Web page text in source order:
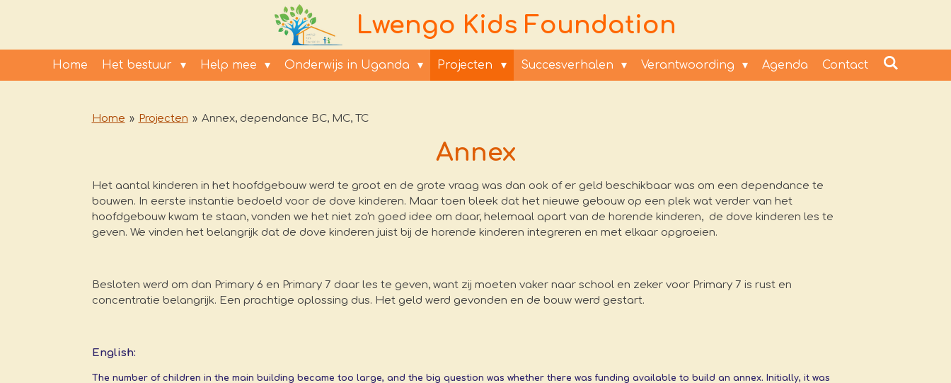
Lwengo Kids Foundation
Home Het bestuur Help mee Onderwijs in Uganda Projecten Succesverhalen Verantwoording Agenda Contact
Home » Projecten » Annex, dependance BC, MC, TC
Annex
Het aantal kinderen in het hoofdgebouw werd te groot en de grote vraag was dan ook of er geld beschikbaar was om een dependance te
bouwen. In eerste instantie bedoeld voor de dove kinderen. Maar toen bleek dat het nieuwe gebouw op een plek wat verder van het
hoofdgebouw kwam te staan, vonden we het niet zo'n goed idee om daar, helemaal apart van de horende kinderen, de dove kinderen les te
geven. We vinden het belangrijk dat de dove kinderen juist bij de horende kinderen integreren en met elkaar opgroeien.
Besloten werd om dan Primary 6 en Primary 7 daar les te geven, want zij moeten vaker naar school en zeker voor Primary 7 is rust en
concentratie belangrijk. Een prachtige oplossing dus. Het geld werd gevonden en de bouw werd gestart.
English:
The number of children in the main building became too large, and the big question was whether there was funding available to build an annex. Initially, it was